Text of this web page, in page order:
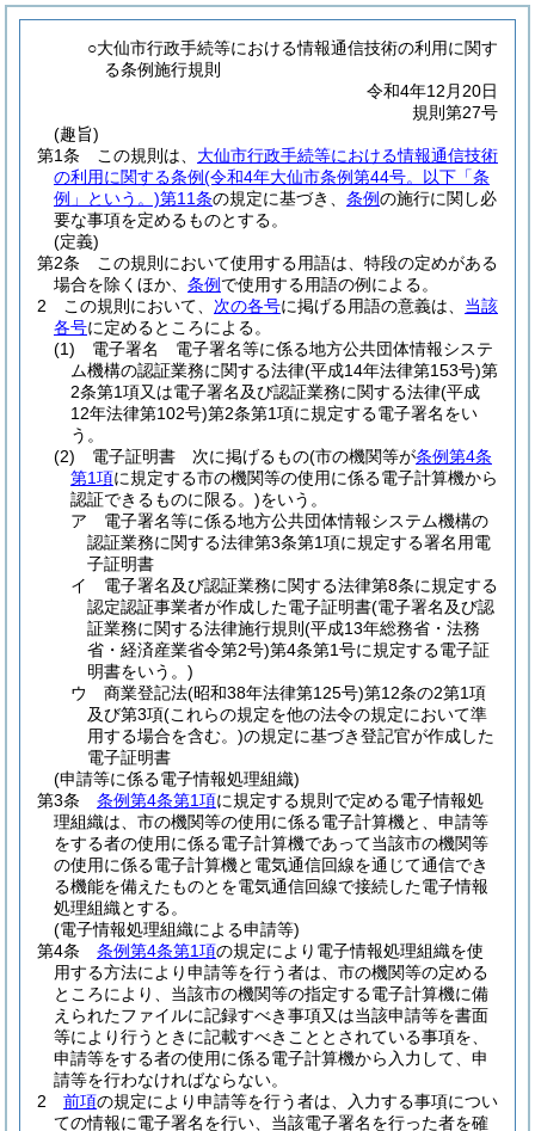
○大仙市行政手続等における情報通信技術の利用に関す
る条例施行規則
令和4年12月20日
規則第27号
(趣旨)
第1条
この規則は、 大仙市行政手続等における情報通信技術
の利用に関する条例(令和4年大仙市条例第44号。以下「条
例」という。)第11条の規定に基づき、 条例の施行に関し必
要な事項を定めるものとする。
(定義)
第2条
この規則において使用する用語は、特段の定めがある
場合を除くほか、 条例 で使用する用語の例による。
2
この規則において、 次の各号に掲げる用語の意義は、 当該
各号に定めるところによる。
(1)
電子署名 電子署名等に係る地方公共団体情報システ
ム機構の認証業務に関する法律(平成14年法律第153号)第
2条第1項又は電子署名及び認証業務に関する法律(平成
12年法律第102号)第2条第1項に規定する電子署名をい
う。
(2)
電子証明書 次に掲げるもの(市の機関等が条例第4条
第1項に規定する市の機関等の使用に係る電子計算機から
認証できるものに限る。)をいう。
ア
電子署名等に係る地方公共団体情報システム機構の
認証業務に関する法律第3条第1項に規定する署名用電
子証明書
イ
電子署名及び認証業務に関する法律第8条に規定する
認定認証事業者が作成した電子証明書(電子署名及び認
証業務に関する法律施行規則 (平成13年総務省・法務
省・経済産業省令第2号)第4条第1号に規定する電子証
明書をいう。)
ウ
商業登記法(昭和38年法律第125号)第12条の2第1項
及び第3項(これらの規定を他の法令の規定において準
用する場合を含む。)の規定に基づき登記官が作成した
電子証明書
(申請等に係る電子情報処理組織)
第3条
条例第4条第1項に規定する規則で定める電子情報処
理組織は、市の機関等の使用に係る電子計算機と、申請等
をする者の使用に係る電子計算機であって当該市の機関等
の使用に係る電子計算機と電気通信回線を通じて通信でき
る機能を備えたものとを電気通信回線で接続した電子情報
処理組織とする。
(電子情報処理組織による申請等)
第4条
条例第4条第1項の規定により電子情報処理組織を使
用する方法により申請等を行う者は、市の機関等の定める
ところにより、当該市の機関等の指定する電子計算機に備
えられたファイルに記録すべき事項又は当該申請等を書面
等により行うときに記載すべきこととされている事項を、
申請等をする者の使用に係る電子計算機から入力して、申
請等を行わなければならない。
2
前項の規定により申請等を行う者は、入力する事項につい
ての情報に電子署名を行い、当該電子署名を行った者を確